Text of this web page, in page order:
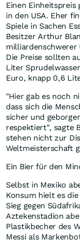
Einen
in den USA. Eher
Spiele in Sachen
Besitzer Arthur
milliardenschwerer
Die Preise sollten
Liter
Euro, knapp 0,6
"Hier gab es noch
dass sich die
sicher und
respektiert", sagte
stehen nicht zur
Weltmeisterschaft
Ein Bier für den
Selbst in Mexiko
Konsum hielt es
Sieg gegen
Aztekenstadion
Plastikbecher des
Messi als